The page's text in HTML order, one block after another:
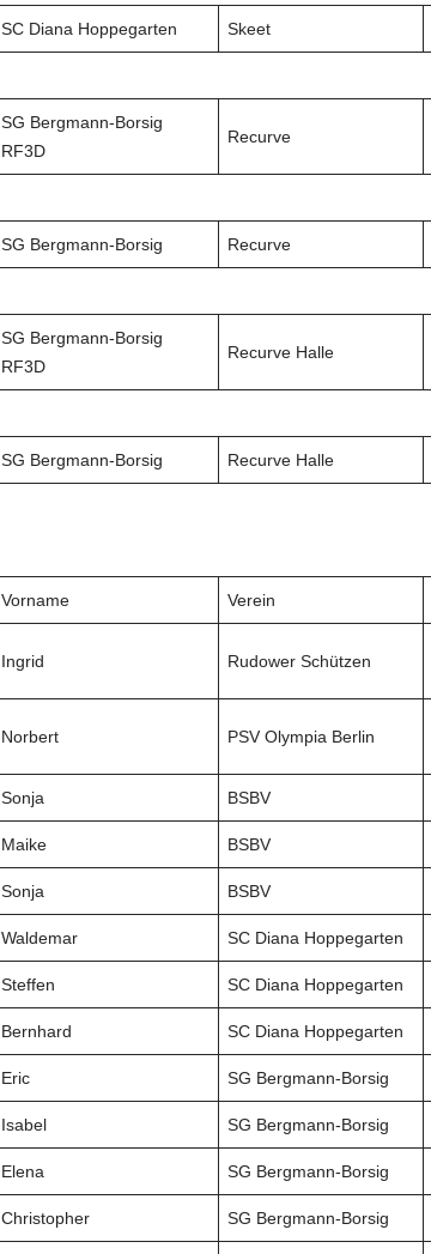
SC Diana Hoppegarten Skeet
SG Bergmann-Borsig
RF3D
Recurve
SG Bergmann-Borsig Recurve
SG Bergmann-Borsig
RF3D
Recurve Halle
SG Bergmann-Borsig Recurve Halle
Vorname Verein
Ingrid Rudower Schützen
Norbert PSV Olympia Berlin
Sonja BSBV
Maike BSBV
Sonja BSBV
Waldemar SC Diana Hoppegarten
Steffen SC Diana Hoppegarten
Bernhard SC Diana Hoppegarten
Eric SG Bergmann-Borsig
Isabel SG Bergmann-Borsig
Elena SG Bergmann-Borsig
Christopher SG Bergmann-Borsig